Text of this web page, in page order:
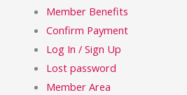
Member Benefits
Confirm Payment
Log In / Sign Up
Lost password
Member Area